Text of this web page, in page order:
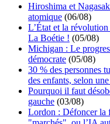
Hiroshima et
atomique (06/08)
L’État et la
La Boétie ! (05/08)
Michigan : Le
démocrate (05/08)
30 % des personnes
des enfants, selon
Pourquoi il faut
gauche (03/08)
Lordon : Défoncer la